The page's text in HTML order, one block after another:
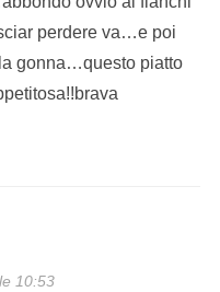
perdere va…e poi
gonna…questo piatto
10:53